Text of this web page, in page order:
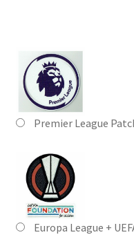
Premier League
Europa League +